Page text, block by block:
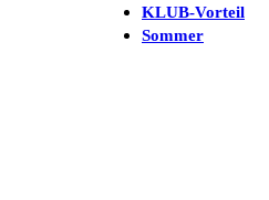
KLUB-Vorteil
Sommer